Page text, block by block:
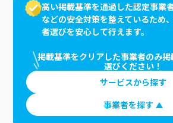
高い掲載基準を通過した認定事業
などの安全対策を整えているため
者選びを安心して行えます。
掲載基準をクリアした事業者のみ
選びください！
サービスから探す
事業者を探す